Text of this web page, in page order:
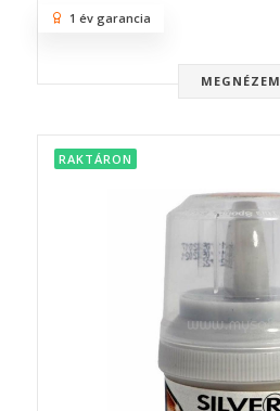
MEGNÉZEM
1 év garancia
RAKTÁRON